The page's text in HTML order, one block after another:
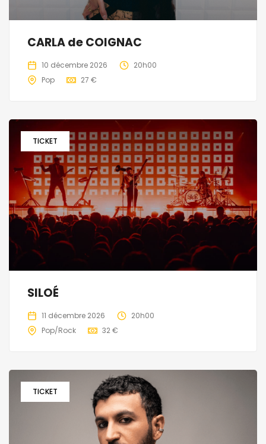
CARLA de COIGNAC
10 décembre 2026
20h00
Pop
27 €
TICKET
SILOÉ
11 décembre 2026
20h00
Pop/Rock
32 €
TICKET